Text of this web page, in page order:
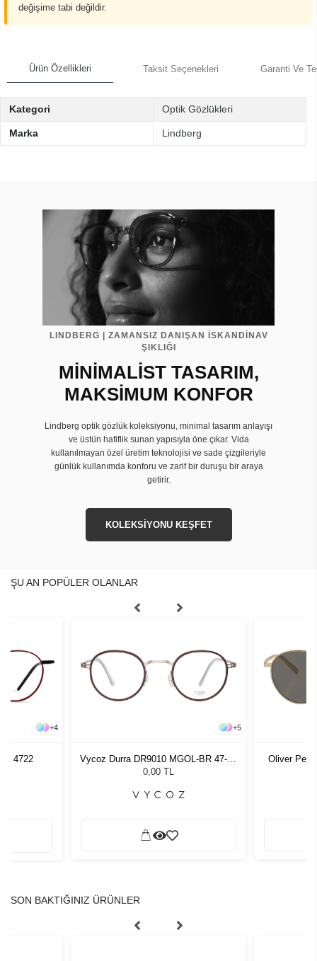
değişime tabi değildir.
Ürün Özellikleri Taksit Seçenekleri Garanti Ve
Kategori Optik Gözlükleri
Marka Lindberg
LINDBERG | ZAMANSIZ DANIŞAN İSKANDİNAV
ŞIKLIĞI
MİNİMALİST TASARIM,
MAKSİMUM KONFOR
Lindberg optik gözlük koleksiyonu, minimal tasarım anlayışı
ve üstün hafiflik sunan yapısıyla öne çıkar. Vida
kullanılmayan özel üretim teknolojisi ve sade çizgileriyle
günlük kullanımda konforu ve zarif bir duruşu bir araya
getirir.
KOLEKSİYONU KEŞFET
ŞU AN POPÜLER OLANLAR
+4
4722
+5
Vycoz Durra DR9010 MGOL-BR 47-21
51422
0,00 TL
Oliver
SON BAKTIĞINIZ ÜRÜNLER